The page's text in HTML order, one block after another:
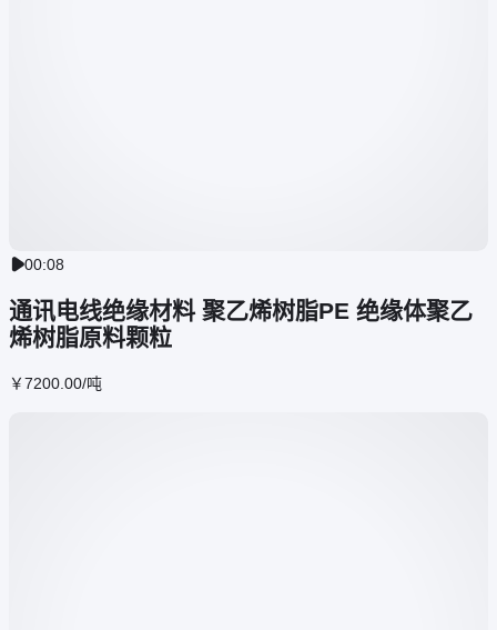
00:08
通讯电线绝缘材料 聚乙烯树脂PE 绝缘体聚乙
烯树脂原料颗粒
￥7200 .00/吨